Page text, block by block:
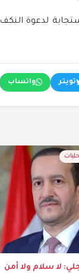
لدعوة النكف
تويتر واتساب
لا سلام ولا أمن